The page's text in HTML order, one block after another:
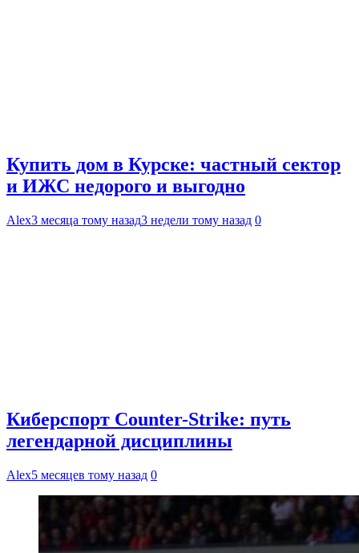
Купить дом в Курске: частный сектор
и ИЖС недорого и выгодно
Alex3 месяца тому назад3 недели тому назад 0
Киберспорт Counter-Strike: путь
легендарной дисциплины
Alex5 месяцев тому назад 0